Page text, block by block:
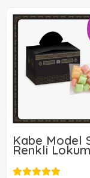
Kabe Model
Renkli Lokum
Kutusu ve
Şekeri12,00 TL